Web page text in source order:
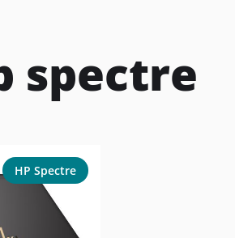
spectre
HP Spectre